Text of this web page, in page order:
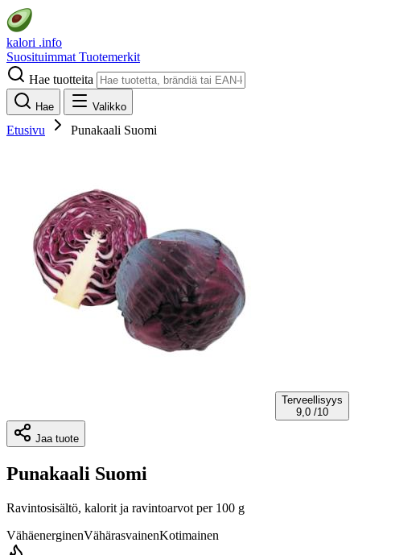
kalori .info
Suosituimmat Tuotemerkit
Hae tuotteita
Hae Valikko
Etusivu Punakaali Suomi
Terveellisyys
9,0 /10
Jaa tuote
Punakaali Suomi
Ravintosisältö, kalorit ja ravintoarvot per 100 g
VähäenerginenVähärasvainenKotimainen